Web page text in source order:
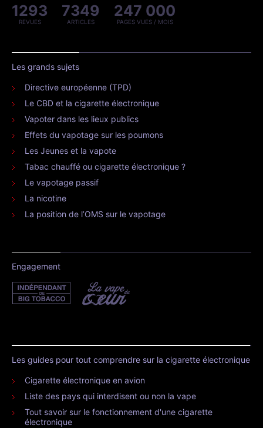
1293
REVUES
7349
ARTICLES
247 000
PAGES VUES / MOIS
Les grands sujets
Directive européenne (TPD)
Le CBD et la cigarette électronique
Vapoter dans les lieux publics
Effets du vapotage sur les poumons
Les Jeunes et la vapote
Tabac chauffé ou cigarette électronique ?
Le vapotage passif
La nicotine
La position de l’OMS sur le vapotage
Engagement
Les guides pour tout comprendre sur la cigarette électronique
Cigarette électronique en avion
Liste des pays qui interdisent ou non la vape
Tout savoir sur le fonctionnement d'une cigarette
électronique